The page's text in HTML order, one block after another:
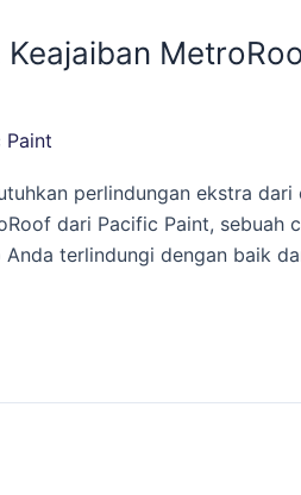
Paint
perlindungan ekstra
dari Pacific Paint,
terlindungi dengan baik